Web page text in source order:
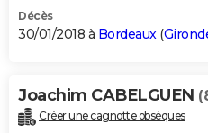
Décès
30/01/2018 à Bordeaux(
Joachim CABELGUEN
Créer une cagnotte obsèques